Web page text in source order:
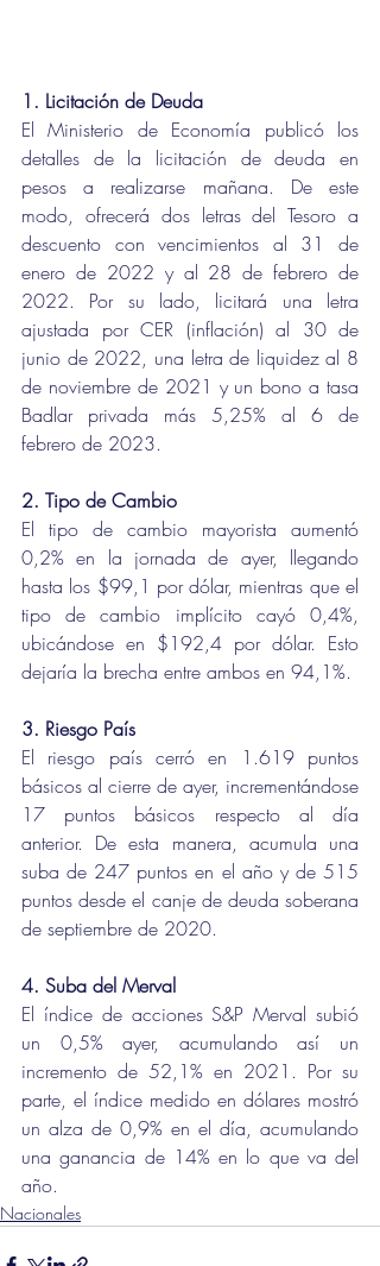
1. Licitación de Deuda
El Ministerio de Economía publicó los
detalles de la licitación de deuda en
pesos a realizarse mañana. De este
modo, ofrecerá dos letras del Tesoro a
descuento con vencimientos al 31 de
enero de 2022 y al 28 de febrero de
2022. Por su lado, licitará una letra
ajustada por CER (inflación) al 30 de
junio de 2022, una letra de liquidez al 8
de noviembre de 2021 y un bono a tasa
Badlar privada más 5,25% al 6 de
febrero de 2023.
2. Tipo de Cambio
El tipo de cambio mayorista aumentó
0,2% en la jornada de ayer, llegando
hasta los $99,1 por dólar, mientras que el
tipo de cambio implícito cayó 0,4%,
ubicándose en $192,4 por dólar. Esto
dejaría la brecha entre ambos en 94,1%.
3. Riesgo País
El riesgo país cerró en 1.619 puntos
básicos al cierre de ayer, incrementándose
17 puntos básicos respecto al día
anterior. De esta manera, acumula una
suba de 247 puntos en el año y de 515
puntos desde el canje de deuda soberana
de septiembre de 2020.
4. Suba del Merval
El índice de acciones S&P Merval subió
un 0,5% ayer, acumulando así un
incremento de 52,1% en 2021. Por su
parte, el índice medido en dólares mostró
un alza de 0,9% en el día, acumulando
una ganancia de 14% en lo que va del
año.
Nacionales